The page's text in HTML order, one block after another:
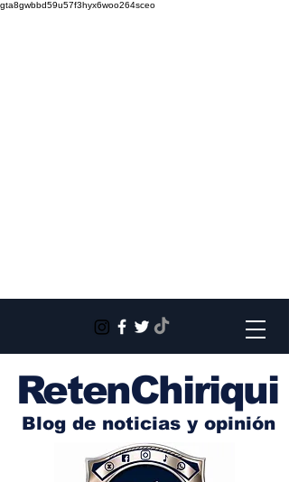
gta8gwbbd59u57f3hyx6woo264sceo
RetenChiriqui
Blog de noticias y opinión